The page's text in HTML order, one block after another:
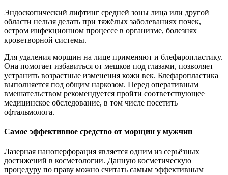
Эндоскопический лифтинг средней зоны лица или другой
области нельзя делать при тяжёлых заболеваниях почек,
остром инфекционном процессе в организме, болезнях
кроветворной системы.
Для удаления морщин на лице применяют и блефаропластику.
Она помогает избавиться от мешков под глазами, позволяет
устранить возрастные изменения кожи век. Блефаропластика
выполняется под общим наркозом. Перед оперативным
вмешательством рекомендуется пройти соответствующее
медицинское обследование, в том числе посетить
офтальмолога.
Самое эффективное средство от морщин у мужчин
Лазерная наноперфорация является одним из серьёзных
достижений в косметологии. Данную косметическую
процедуру по праву можно считать самым эффективным